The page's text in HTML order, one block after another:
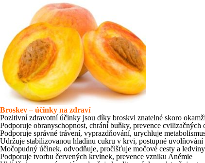
Broskev – účinky na zdraví
Pozitivní zdravotní účinky jsou díky broskvi znatelné skoro
Podporuje obranyschopnost, chrání buňky, prevence cvilizačných
Podporuje správné trávení, vyprazdňování, urychluje
Udržuje stabilizovanou hladinu cukru v krvi, postupné uvolňování
Močopudný účinek, odvodňuje, pročišťuje močové cesty a ledviny
Podporuje tvorbu červených krvinek, prevence vzniku Anémie